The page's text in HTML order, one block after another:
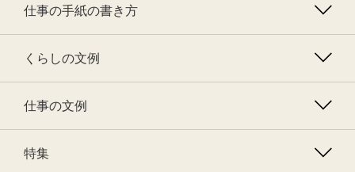
仕事の手紙の書き方
くらしの文例
仕事の文例
特集